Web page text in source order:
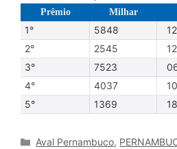
Prêmio Milhar
1° 5848
2°
2545
3°
7523
4°
4037
5°
1369
Categories
Aval Pernambuco,